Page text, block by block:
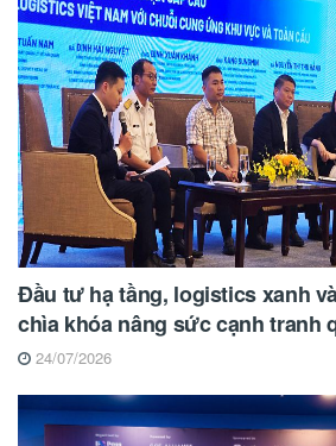
Đầu tư hạ tầng, logistics xanh
chìa khóa nâng sức cạnh tranh
24/07/2026